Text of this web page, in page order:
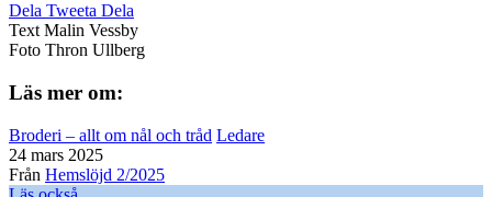
Dela Tweeta Dela
Text Malin Vessby
Foto Thron Ullberg
Läs mer om:
Broderi – allt om nål och tråd Ledare
24 mars 2025
Från Hemslöjd 2/2025